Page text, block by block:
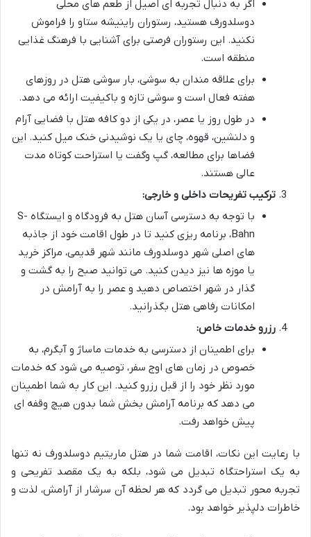
اگر به دنبال تجربه ای اصیل از طعم های محلی
دوسلدورف هستید، رستوران راینیشه ستاو را فراموش
نکنید. این رستوران فرصتی برای آشنایی با فرهنگ غذایی
منطقه است.
برای علاقه مندان به سوشی، بار سوشی هتل در روزهای
هفته فعال است و سوشی تازه و باکیفیت ارائه می دهد.
در طول روز یا عصر، در یکی از دو کافه هتل با فضایی آرام
و دلنشین، قهوه، چای یا یک نوشیدنی خنک میل کنید. این
فضاها برای مطالعه، گپ وگفت یا استراحت کوتاه مدت
عالی هستند.
ترکیب تفریحات داخلی و خارجی:
با توجه به دسترسی آسان هتل به فرودگاه و ایستگاه S-
Bahn، برنامه ریزی کنید تا در طول اقامت خود از جاذبه
های اصلی شهر دوسلدورف مانند شهر قدیمی، مراکز خرید
یا موزه ها نیز دیدن کنید. می توانید صبح را به گشت و
گذار در شهر اختصاص دهید و عصر را به آرامش در
امکانات رفاهی هتل بگذرانید.
رزرو خدمات خاص:
برای اطمینان از دسترسی به خدمات ماساژ و آبگرم، به
خصوص در زمان های اوج سفر، توصیه می شود که خدمات
مورد نظر خود را از قبل رزرو کنید. این کار به شما اطمینان
می دهد که برنامه آرامش بخش شما بدون هیچ وقفه ای
پیش خواهد رفت.
با رعایت این نکات، اقامت شما در هتل ماریتیم دوسلدورف نه تنها
به یک استراحتگاه تبدیل می شود، بلکه به یک مقصد تفریحی و
تجربه محور تبدیل می گردد که هر لحظه آن سرشار از آرامش، لذت و
خاطرات دلپذیر خواهد بود.